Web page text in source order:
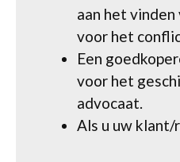
aan het vinden
voor het
Een
voor het
advocaat.
Als u uw